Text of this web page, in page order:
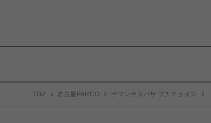
TOP 名古屋PARCO サマンサタバサ プチチョイス